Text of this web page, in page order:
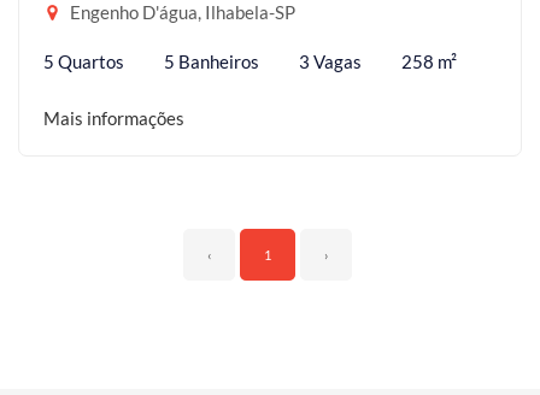
Engenho D'água, Ilhabela-SP
5 Quartos 5 Banheiros 3 Vagas 258 m²
Mais informações
‹ 1 ›